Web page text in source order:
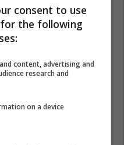
consent to use
the following
content, advertising and
research and
on a device